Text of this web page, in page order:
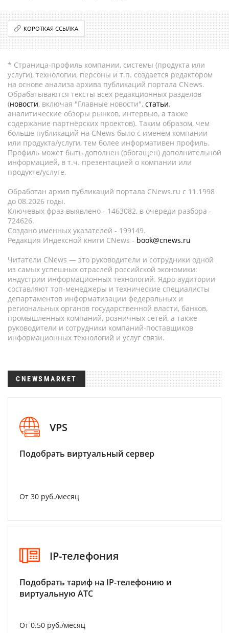
КОРОТКАЯ ССЫЛКА
* Страница-профиль компании, системы (продукта или
услуги), технологии, персоны и т.п. создается редактором
на основе анализа архива публикаций портала CNews.
Обрабатываются тексты всех редакционных разделов
(новости, включая "Главные новости", статьи,
аналитические обзоры рынков, интервью, а также
содержание партнёрских проектов). Таким образом, чем
больше публикаций на CNews было с именем компании
или продукта/услуги, тем более информативен профиль.
Профиль может быть дополнен (обогащен) дополнительной
информацией, в т.ч. презентацией о компании или
продукте/услуге.
Обработан архив публикаций портала CNews.ru c 11.1998
до 08.2026 годы.
Ключевых фраз выявлено - 1463082, в очереди разбора -
724626.
Создано именных указателей - 199149.
Редакция Индексной книги CNews - book@cnews.ru
Читатели CNews — это руководители и сотрудники одной
из самых успешных отраслей российской экономики:
индустрии информационных технологий. Ядро аудитории
составляют топ-менеджеры и технические специалисты
департаментов информатизации федеральных и
региональных органов государственной власти, банков,
промышленных компаний, розничных сетей, а также
руководители и сотрудники компаний-поставщиков
информационных технологий и услуг связи.
CNEWSMARKET
VPS
Подобрать виртуальный сервер
От 30 руб./месяц
IP-телефония
Подобрать тариф на IP-телефонию и
виртуальную АТС
От 0.50 руб./месяц